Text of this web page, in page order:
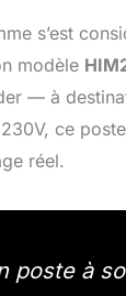
s’est
modèle
— à
ce
réel.
poste à